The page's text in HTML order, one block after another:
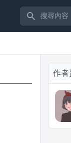
搜尋內容
作